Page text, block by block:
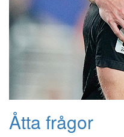
Åtta frågor